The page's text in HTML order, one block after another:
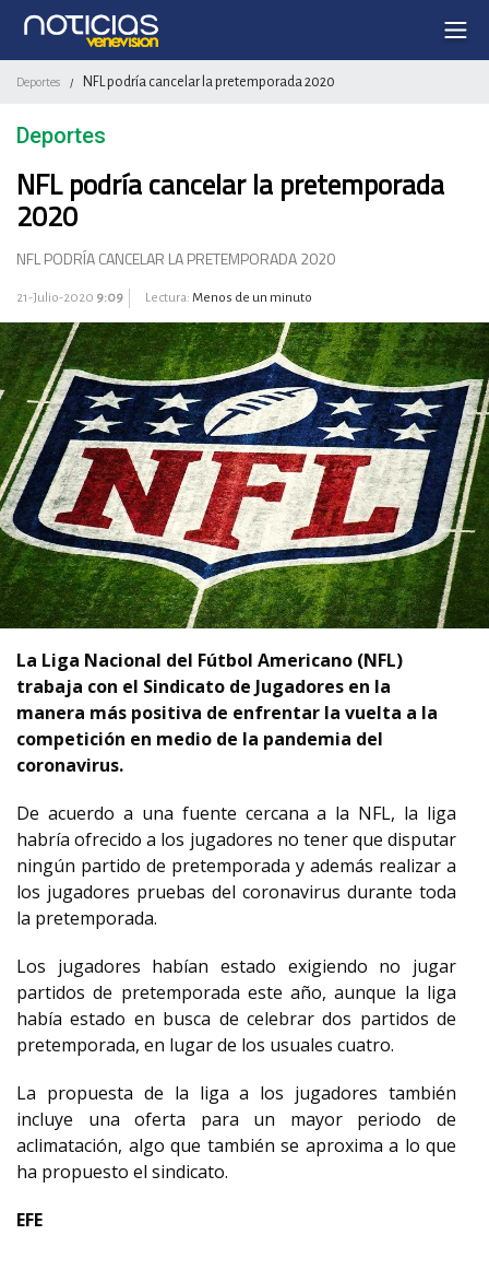
Deportes / NFL podría cancelar la pretemporada 2020
Deportes
NFL podría cancelar la pretemporada
2020
NFL PODRÍA CANCELAR LA PRETEMPORADA 2020
21-Julio-2020 9:09 Lectura: Menos de un minuto
La Liga Nacional del Fútbol Americano (NFL)
trabaja con el Sindicato de Jugadores en la
manera más positiva de enfrentar la vuelta a la
competición en medio de la pandemia del
coronavirus.
De acuerdo a una fuente cercana a la NFL, la liga
habría ofrecido a los jugadores no tener que disputar
ningún partido de pretemporada y además realizar a
los jugadores pruebas del coronavirus durante toda
la pretemporada.
Los jugadores habían estado exigiendo no jugar
partidos de pretemporada este año, aunque la liga
había estado en busca de celebrar dos partidos de
pretemporada, en lugar de los usuales cuatro.
La propuesta de la liga a los jugadores también
incluye una oferta para un mayor periodo de
aclimatación, algo que también se aproxima a lo que
ha propuesto el sindicato.
EFE